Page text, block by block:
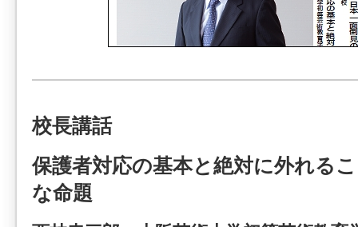
校長講話
保護者対応の基本と絶対に外れる
な命題